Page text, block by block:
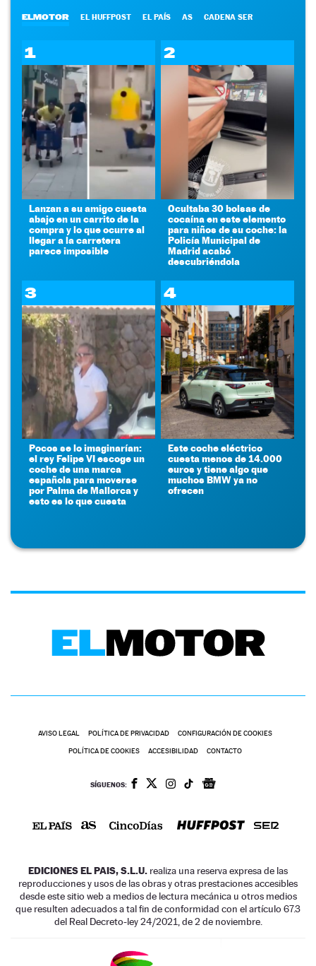
ELMOTOR EL HUFFPOST EL PAÍS AS CADENA SER
1
Lanzan a su amigo cuesta
abajo en un carrito de la
compra y lo que ocurre al
llegar a la carretera
parece imposible
2
Ocultaba 30 bolsas de
cocaína en este elemento
para niños de su coche: la
Policía Municipal de
Madrid acabó
descubriéndola
3
Pocos se lo imaginarían:
el rey Felipe VI escoge un
coche de una marca
española para moverse
por Palma de Mallorca y
esto es lo que cuesta
4
Este coche eléctrico
cuesta menos de 14.000
euros y tiene algo que
muchos BMW ya no
ofrecen
AVISO LEGAL POLÍTICA DE PRIVACIDAD CONFIGURACIÓN DE COOKIES
POLÍTICA DE COOKIES ACCESIBILIDAD CONTACTO
SÍGUENOS:
EDICIONES EL PAIS, S.L.U. realiza una reserva expresa de las
reproducciones y usos de las obras y otras prestaciones accesibles
desde este sitio web a medios de lectura mecánica u otros medios
que resulten adecuados a tal fin de conformidad con el artículo 67.3
del Real Decreto-ley 24/2021, de 2 de noviembre.